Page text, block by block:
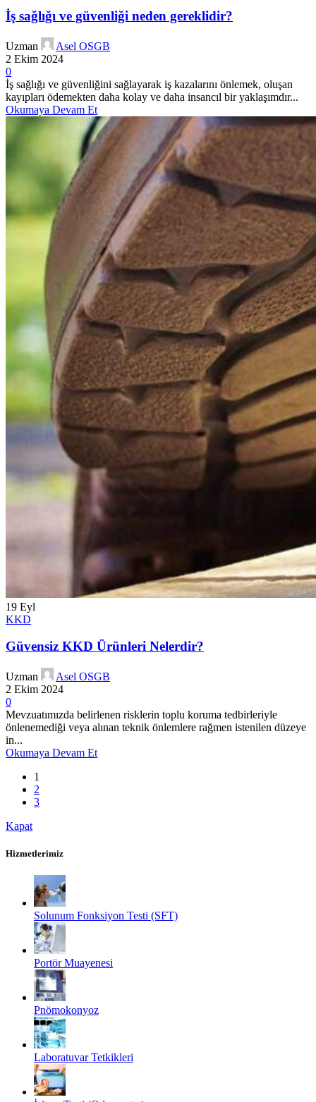
İş sağlığı ve güvenliği neden gereklidir?
Uzman
Asel OSGB
2 Ekim 2024
0
İş sağlığı ve güvenliğini sağlayarak iş kazalarını önlemek, oluşan
kayıpları ödemekten daha kolay ve daha insancıl bir yaklaşımdır...
Okumaya Devam Et
19 Eyl
KKD
Güvensiz KKD Ürünleri Nelerdir?
Uzman
Asel OSGB
2 Ekim 2024
0
Mevzuatımızda belirlenen risklerin toplu koruma tedbirleriyle
önlenemediği veya alınan teknik önlemlere rağmen istenilen düzeye
in...
Okumaya Devam Et
1
2
3
Kapat
Hizmetlerimiz
Solunum Fonksiyon Testi (SFT)
Portör Muayenesi
Pnömokonyoz
Laboratuvar Tetkikleri